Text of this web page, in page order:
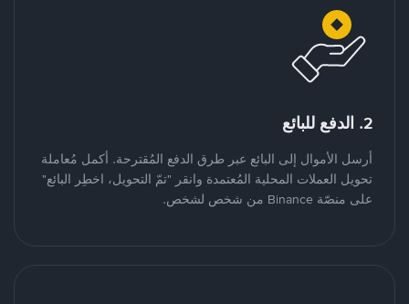
2. الدفع للبائع
أرسل الأموال إلى البائع عبر طرق الدفع المُقترحة. أكمل مُعاملة
تحويل العملات المحلية المُعتمدة وانقر "تمّ التحويل، اخطِر البائع"
على منصّة Binance من شخص لشخص.